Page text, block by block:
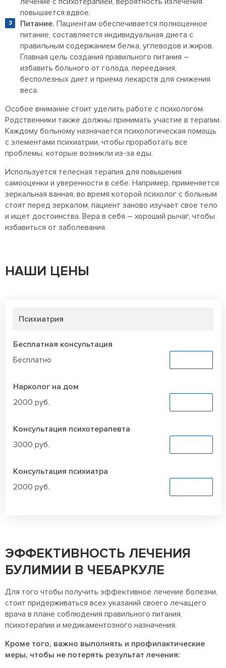
повышается вдвое.
Питание. Пациентам обеспечивается полноценное
питание, составляется индивидуальная диета с
правильным содержанием белка, углеводов и жиров.
Главная цель создания правильного питания –
избавить больного от голода, переедания,
бесполезных диет и приема лекарств для снижения
веса.
Особое внимание стоит уделить работе с психологом.
Родственники также должны принимать участие в терапии.
Каждому больному назначается психологическая помощь
с элементами психиатрии, чтобы проработать все
проблемы, которые возникли из-за еды.
Используется телесная терапия для повышения
самооценки и уверенности в себе. Например, применяется
зеркальная ванная, во время которой психолог с больным
стоят перед зеркалом, пациент заново изучает свое тело
и ищет достоинства. Вера в себя – хороший рычаг, чтобы
избавиться от заболевания.
НАШИ ЦЕНЫ
Психиатрия
Бесплатная консультация
Бесплатно
Нарколог на дом
2000 руб.
Консультация психотерапевта
3000 руб.
Консультация психиатра
2000 руб.
ЭФФЕКТИВНОСТЬ ЛЕЧЕНИЯ
БУЛИМИИ В ЧЕБАРКУЛЕ
Для того чтобы получить эффективное лечение болезни,
стоит придерживаться всех указаний своего лечащего
врача в плане соблюдения правильного питания,
психотерапии и медикаментозного назначения.
Кроме того, важно выполнять и профилактические
меры, чтобы не потерять результат лечения: